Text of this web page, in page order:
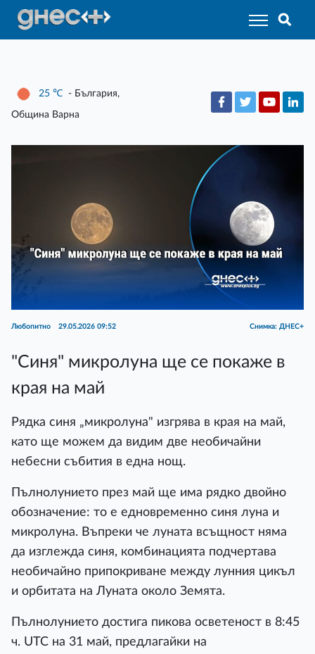
25 ℃ - България,
Община Варна
Любопитно 29.05.2026 09:52 Снимка: ДНЕС+
"Синя" микролуна ще се покаже в
края на май
Рядка синя „микролуна" изгрява в края на май,
като ще можем да видим две необичайни
небесни събития в една нощ.
Пълнолунието през май ще има рядко двойно
обозначение: то е едновременно синя луна и
микролуна. Въпреки че луната всъщност няма
да изглежда синя, комбинацията подчертава
необичайно припокриване между лунния цикъл
и орбитата на Луната около Земята.
Пълнолунието достига пикова осветеност в 8:45
ч. UTC на 31 май, предлагайки на